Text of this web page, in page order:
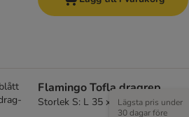
Flamingo Tofla dragrep
Storlek S: L 35 x B 4 x H 5 cm
Lägsta pris under
30 dagar före